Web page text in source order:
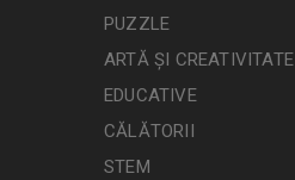
PUZZLE
ARTĂ ȘI CREATIVITATE
EDUCATIVE
CĂLĂTORII
STEM